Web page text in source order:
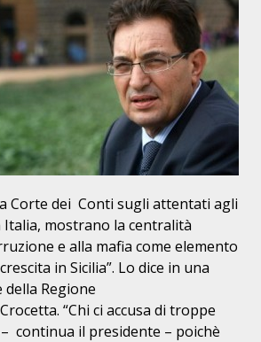
Corte dei Conti sugli attentati agli
mostrano la centralità
e alla mafia come elemento
crescita in Sicilia”. Lo dice in una
Regione
“Chi ci accusa di troppe
continua il presidente – poichè